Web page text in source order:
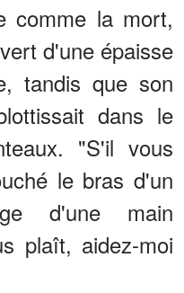
comme la mort,
d'une épaisse
tandis que son
dans le
"S'il vous
le bras d'un
d'une main
plaît, aidez-moi